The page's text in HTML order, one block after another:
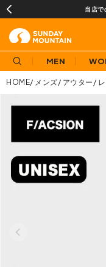
当店で
MEN
HOME メンズ アウター